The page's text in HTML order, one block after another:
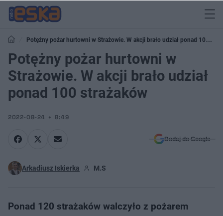
Potężny pożar hurtowni w Strażowie. W akcji brało udział ponad 100
strażaków
Potężny pożar hurtowni w
Strażowie. W akcji brało udział
ponad 100 strażaków
2022-08-24 8:49
Dodaj do Google
Arkadiusz Iskierka M.S
Ponad 120 strażaków walczyło z pożarem